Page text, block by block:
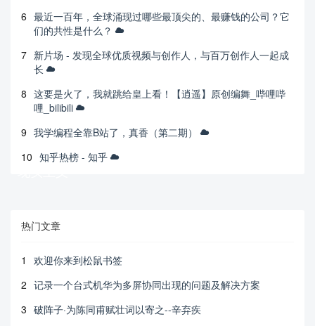
6 最近一百年，全球涌现过哪些最顶尖的、最赚钱的公司？它
们的共性是什么？
7 新片场 - 发现全球优质视频与创作人，与百万创作人一起成
长
8 这要是火了，我就跳给皇上看！【逍遥】原创编舞_哔哩哔
哩_bilibili
9 我学编程全靠B站了，真香（第二期）
10 知乎热榜 - 知乎
热门文章
1
欢迎你来到松鼠书签
2 记录一个台式机华为多屏协同出现的问题及解决方案
3 破阵子·为陈同甫赋壮词以寄之--辛弃疾